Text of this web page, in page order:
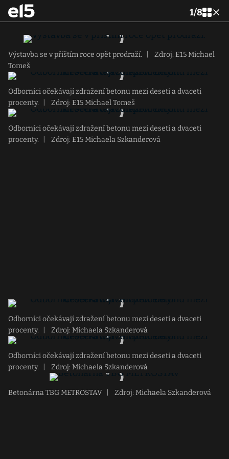
1/8
Výstavba se v příštím roce opět prodraží.
Zdroj: E15 Michael
Tomeš
Odborníci očekávají zdražení betonu mezi deseti a dvaceti
procenty.
Zdroj: E15 Michael Tomeš
Odborníci očekávají zdražení betonu mezi deseti a dvaceti
procenty.
Zdroj: E15 Michaela Szkanderová
Odborníci očekávají zdražení betonu mezi deseti a dvaceti
procenty.
Zdroj: Michaela Szkanderová
Odborníci očekávají zdražení betonu mezi deseti a dvaceti
procenty.
Zdroj: Michaela Szkanderová
Betonárna TBG METROSTAV Zdroj: Michaela Szkanderová